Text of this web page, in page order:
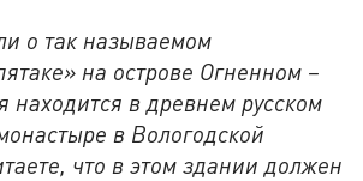
о так называемом
на острове Огненном –
находится в древнем русском
в Вологодской
что в этом здании должен